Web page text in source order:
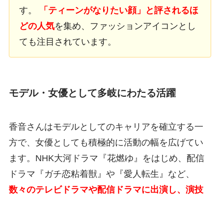
す。
「ティーンがなりたい顔」と評されるほ
どの人気を集め、ファッションアイコンとし
ても注目されています。
モデル・女優として多岐にわたる活躍
香音さんはモデルとしてのキャリアを確立する一
方で、女優としても積極的に活動の幅を広げてい
ます。NHK大河ドラマ『花燃ゆ』をはじめ、配信
ドラマ『ガチ恋粘着獣』や『愛人転生』など、
数々のテレビドラマや配信ドラマに出演し、演技